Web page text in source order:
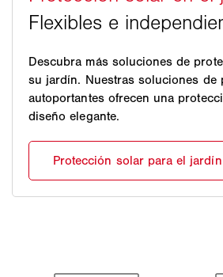
Descubra más soluciones de
su jardín. Nuestras soluciones de
autoportantes ofrecen una
diseño elegante.